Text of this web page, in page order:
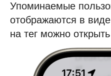
Упоминаемые
отображаются в
на тег можно
Что будет на демо-встрече:
Задайте вопрос